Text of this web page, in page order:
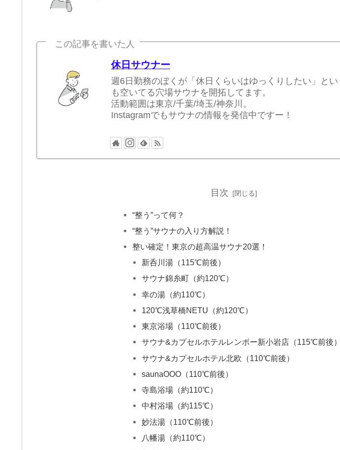
この記事を書いた人
休日サウナー
週6日勤務のぼくが「休日くらいはゆっくりしたい」と
も空いてる穴場サウナを開拓してます。
活動範囲は東京/千葉/埼玉/神奈川。
Instagramでもサウナの情報を発信中ですー！
目次
“整う”って何？
“整う”サウナの入り方解説！
整い確定！東京の超高温サウナ20選！
新呑川湯（115℃前後）
サウナ錦糸町（約120℃）
幸の湯（約110℃）
120℃浅草橋NETU（約120℃）
東京浴場（110℃前後）
サウナ&カプセルホテルレンボー新小岩店（115℃前後）
サウナ&カプセルホテル北欧（110℃前後）
saunaOOO（110℃前後）
寺島浴場（約110℃）
中村浴場（約115℃）
妙法湯（110℃前後）
八幡湯（約110℃）